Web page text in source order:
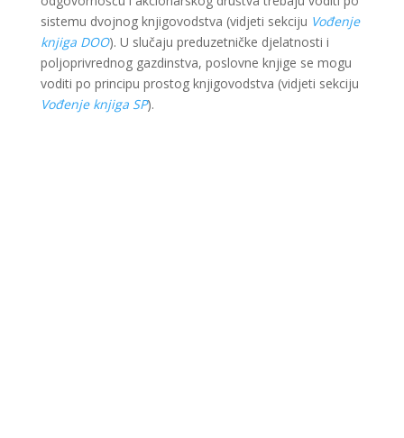
sistemu dvojnog knjigovodstva (vidjeti sekciju Vođenje
knjiga DOO). U slučaju preduzetničke djelatnosti i
poljoprivrednog gazdinstva, poslovne knjige se mogu
voditi po principu prostog knjigovodstva (vidjeti sekciju
Vođenje knjiga SP).